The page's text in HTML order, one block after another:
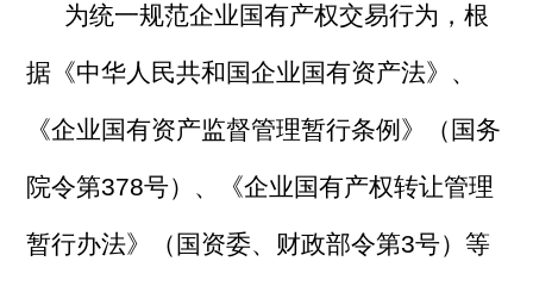
为统一规范企业国有产权交易行为，根
据《中华人民共和国企业国有资产法》、
《企业国有资产监督管理暂行条例》（国务
院令第378号）、《企业国有产权转让管理
暂行办法》（国资委、财政部令第3号）等